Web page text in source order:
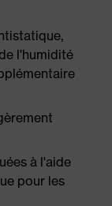
l'humidité
à l'aide
pour les